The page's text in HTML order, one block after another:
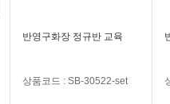
반영구화장 정규반 교육
상품코드 : SB-30522-set